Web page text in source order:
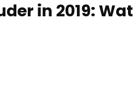
in 2019: Wat